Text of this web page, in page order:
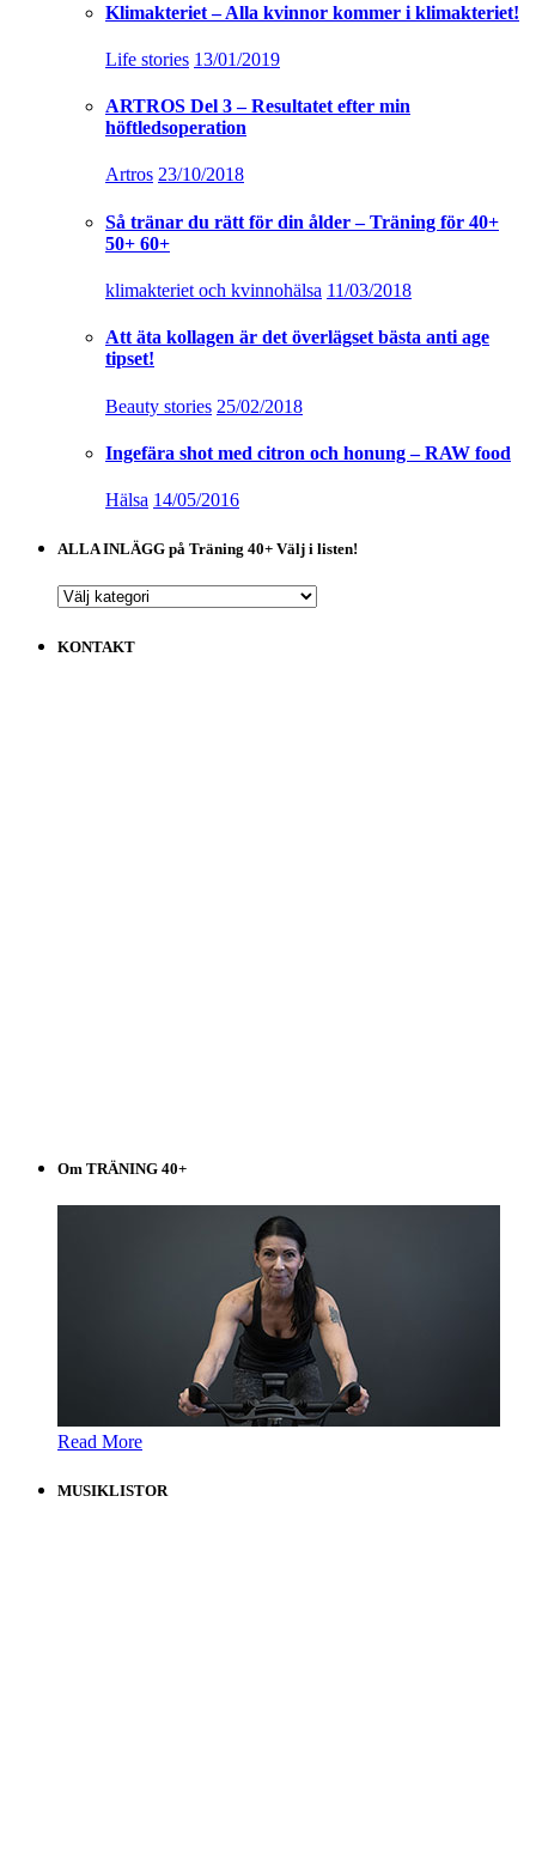
Klimakteriet – Alla kvinnor kommer i klimakteriet!
Life stories 13/01/2019
ARTROS Del 3 – Resultatet efter min
höftledsoperation
Artros 23/10/2018
Så tränar du rätt för din ålder – Träning för 40+
50+ 60+
klimakteriet och kvinnohälsa 11/03/2018
Att äta kollagen är det överlägset bästa anti age
tipset!
Beauty stories 25/02/2018
Ingefära shot med citron och honung – RAW food
Hälsa 14/05/2016
ALLA INLÄGG på Träning 40+ Välj i listen!
ALLA
på
Träning
KONTAKT
Om TRÄNING 40+
Read More
MUSIKLISTOR